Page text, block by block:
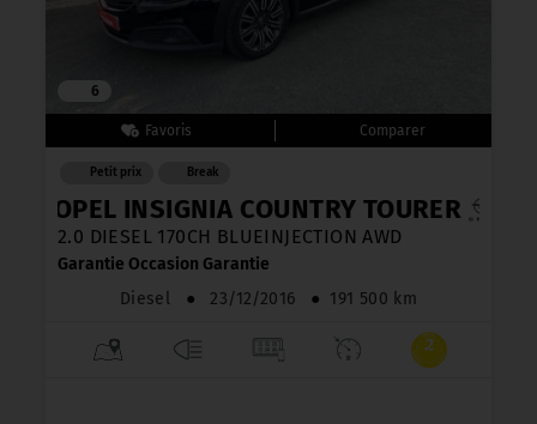
6
Petit prix Break
OPEL INSIGNIA COUNTRY TOURER
2.0 DIESEL 170CH BLUEINJECTION AWD
Garantie Occasion Garantie
Diesel
● 23/12/2016 ● 191 500 km